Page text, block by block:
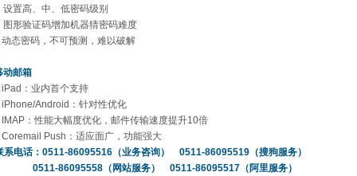
设置高、中、低密码级别
图形验证码增加机器猜密码难度
态密码，不可预测，难以破解
动邮箱
iPad：业内首个支持
iPhone/Android：针对性优化
：性能大幅度优化，邮件传输速度提升10倍
Coremail Push：适应面广，功能强大
系电话：0511-86095516（业务咨询） 0511-86095519（搜狗服务）
86095558（网站服务） 0511-86095517（阿里服务）